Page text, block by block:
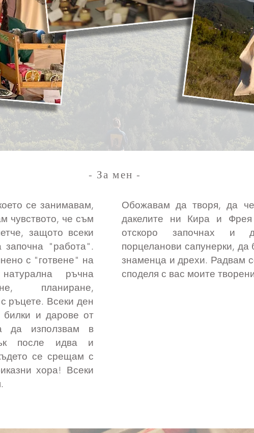
- За мен -
се занимавам,
чувството, че съм
защото всеки
"работа".
с "готвене" на
ръчна
планиране,
ръцете. Всеки ден
билки и дарове от
да използвам в
после идва и
се срещам с
хора! Всеки
Обожавам да творя, да
дакелите ни Кира и
отскоро започнах и
порцеланови сапунерки,
знаменца и дрехи. Радвам
споделя с вас моите